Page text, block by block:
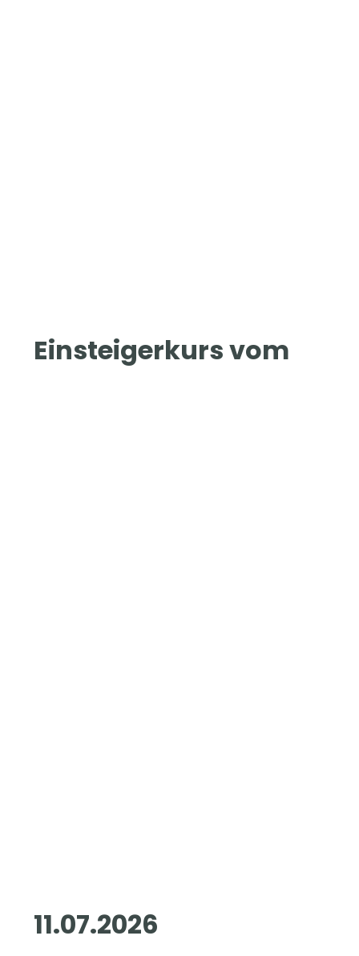
Einsteigerkurs vom
11.07.2026